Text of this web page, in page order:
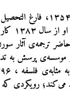
صالح نجفی متولد
و موسسه‌ی پرسش به
می‌کند؛